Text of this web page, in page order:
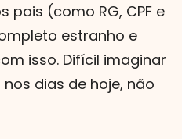
(como RG, CPF e
estranho e
isso. Difícil imaginar
dias de hoje, não